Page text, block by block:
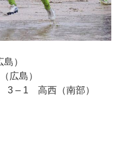
）
島）
3 – 1 高西（南部）